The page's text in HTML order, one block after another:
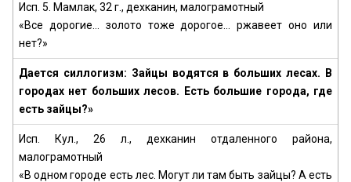
Исп. 5. Мамлак, 32 г., дехканин, малограмотный
«Все дорогие... золото тоже дорогое... ржавеет оно или
нет?»
Дается силлогизм: Зайцы водятся в больших лесах. В
городах нет больших лесов. Есть большие города, где
есть зайцы?»
Исп. Кул., 26 л., дехканин отдаленного района,
малограмотный
«В одном городе есть лес. Могут ли там быть зайцы? А есть